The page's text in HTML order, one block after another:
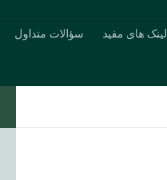
لینک های مفید سؤالات متداول